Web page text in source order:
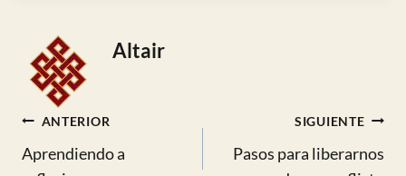
Altair
Navegación
ANTERIOR
Aprendiendo a
SIGUIENTE
Pasos para liberarnos